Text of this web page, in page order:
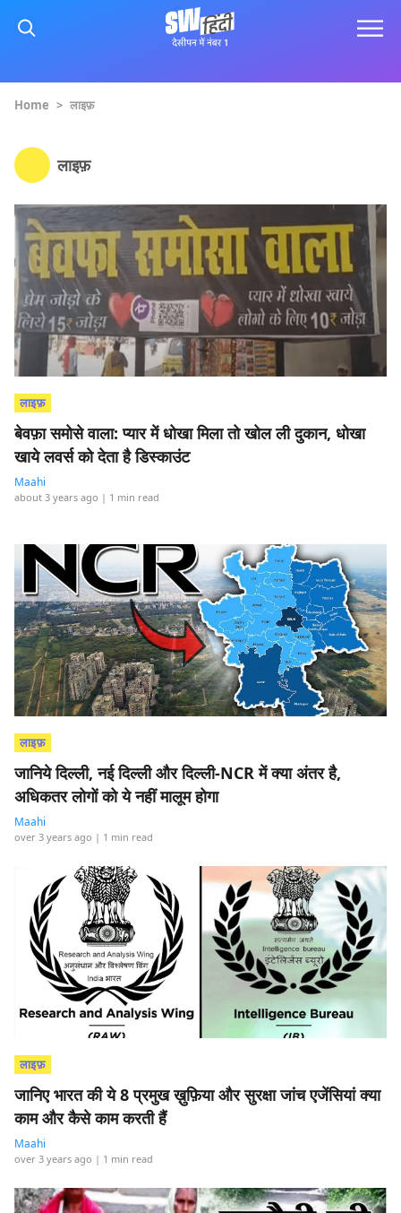
Home > लाइफ़
लाइफ़
लाइफ़
बेवफ़ा समोसे वाला: प्यार में धोखा मिला तो खोल ली दुकान, धोखा
खाये लवर्स को देता है डिस्काउंट
Maahi
about 3 years ago | 1 min read
लाइफ़
जानिये दिल्ली, नई दिल्ली और दिल्ली-NCR में क्या अंतर है,
अधिकतर लोगों को ये नहीं मालूम होगा
Maahi
over 3 years ago | 1 min read
लाइफ़
जानिए भारत की ये 8 प्रमुख ख़ुफ़िया और सुरक्षा जांच एजेंसियां क्या
काम और कैसे काम करती हैं
Maahi
over 3 years ago | 1 min read